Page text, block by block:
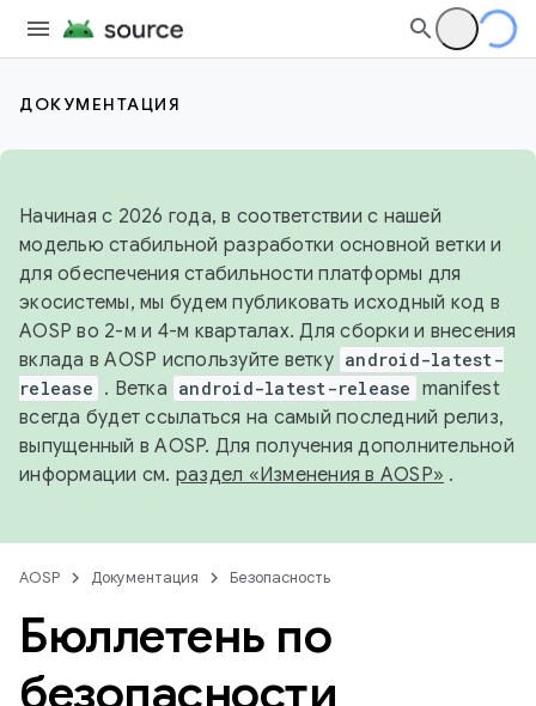
ДОКУМЕНТАЦИЯ
Начиная с 2026 года, в соответствии с нашей
моделью стабильной разработки основной ветки и
для обеспечения стабильности платформы для
экосистемы, мы будем публиковать исходный код в
AOSP во 2-м и 4-м кварталах. Для сборки и внесения
вклада в AOSP используйте ветку android-latest-
release . Ветка android-latest-release manifest
всегда будет ссылаться на самый последний релиз,
выпущенный в AOSP. Для получения дополнительной
информации см. раздел «Изменения в AOSP» .
AOSP Документация Безопасность
Бюллетень по
безопасности